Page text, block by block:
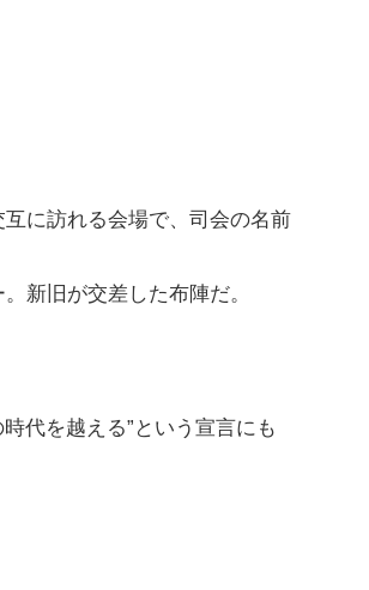
に訪れる会場で、司会の名前
新旧が交差した布陣だ。
代を越える”という宣言にも